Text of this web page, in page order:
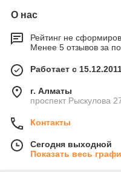
О нас
Рейтинг не
Менее 5 отзывов за
Работает с
г. Алматы
проспект Рыскулова
Контакты
Сегодня выходной
Показать весь